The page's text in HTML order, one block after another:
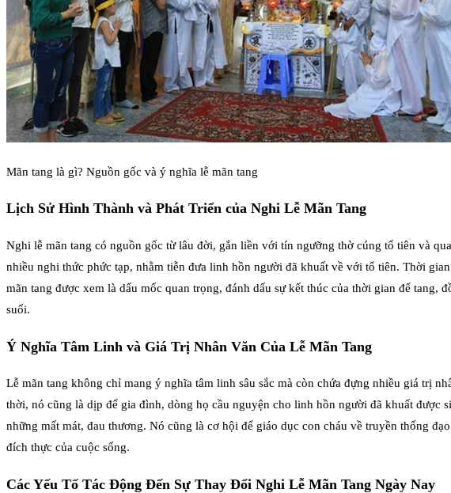
Mãn tang là gì? Nguồn gốc và ý nghĩa lễ mãn tang
Lịch Sử Hình Thành và Phát Triển của Nghi Lễ Mãn Tang
Nghi lễ mãn tang có nguồn gốc từ lâu đời, gắn liền với tín ngưỡng thờ cúng tổ tiên và
nhiều nghi thức phức tạp, nhằm tiễn đưa linh hồn người đã khuất về với tổ tiên. Thời
mãn tang được xem là dấu mốc quan trọng, đánh dấu sự kết thúc của thời gian để
suối.
Ý Nghĩa Tâm Linh và Giá Trị Nhân Văn Của Lễ Mãn Tang
Lễ mãn tang không chỉ mang ý nghĩa tâm linh sâu sắc mà còn chứa đựng nhiều giá trị
thời, nó cũng là dịp để gia đình, dòng họ cầu nguyện cho linh hồn người đã khuất được
những mất mát, đau thương. Nó cũng là cơ hội để giáo dục con cháu về truyền thống
đích thực của cuộc sống.
Các Yếu Tố Tác Động Đến Sự Thay Đổi Nghi Lễ Mãn Tang Ngày Nay